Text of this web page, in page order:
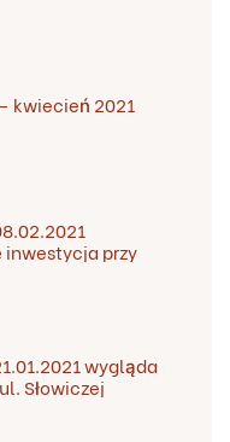
kwiecień 2021
inwestycja przy
wygląda
Słowiczej